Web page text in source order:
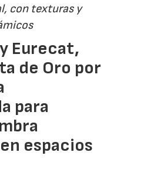
con texturas y
Eurecat,
de Oro por
para
espacios